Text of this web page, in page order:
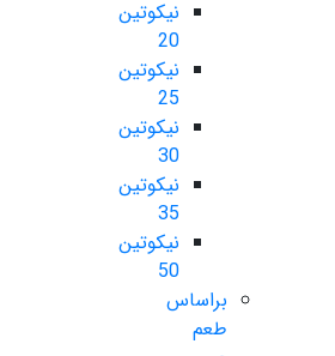
نیکوتین
20
نیکوتین
25
نیکوتین
30
نیکوتین
35
نیکوتین
50
براساس
طعم